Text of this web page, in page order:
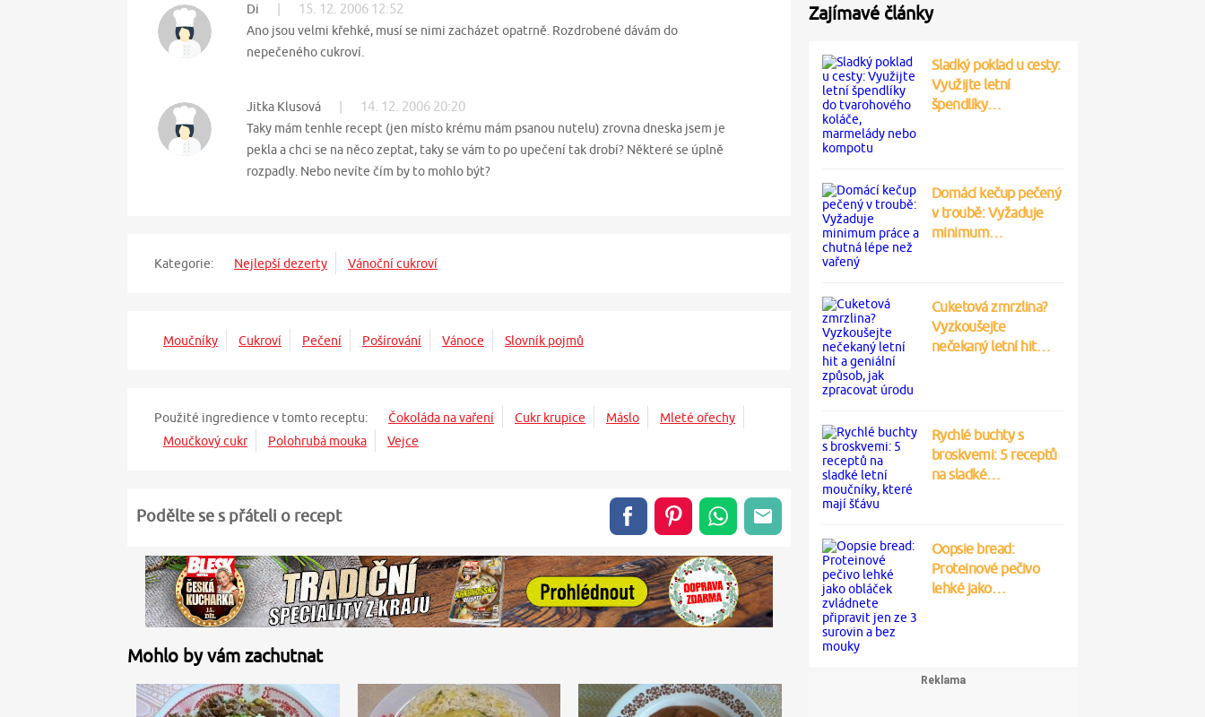
Di 15. 12. 2006 12:52
Ano jsou velmi křehké, musí se nimi zacházet opatrně. Rozdrobené dávám do
nepečeného cukroví.
Jitka Klusová 14. 12. 2006 20:20
Taky mám tenhle recept (jen místo krému mám psanou nutelu) zrovna dneska jsem je
pekla a chci se na něco zeptat, taky se vám to po upečení tak drobí? Některé se úplně
rozpadly. Nebo nevíte čím by to mohlo být?
Kategorie: Nejlepší dezerty Vánoční cukroví
Moučníky Cukroví Pečení Pošírování Vánoce Slovník pojmů
Použité ingredience v tomto receptu: Čokoláda na vaření Cukr krupice Máslo
Mleté ořechy
Moučkový cukr
Polohrubá mouka Vejce
Podělte se s přáteli o recept
Mohlo by vám zachutnat
Zajímavé články
Sladký poklad u cesty:
Využijte letní
špendlíky…
Domácí kečup pečený
v troubě: Vyžaduje
minimum…
Cuketová zmrzlina?
Vyzkoušejte
nečekaný letní hit…
Rychlé buchty s
broskvemi: 5 receptů
na sladké…
Oopsie bread:
Proteinové pečivo
lehké jako…